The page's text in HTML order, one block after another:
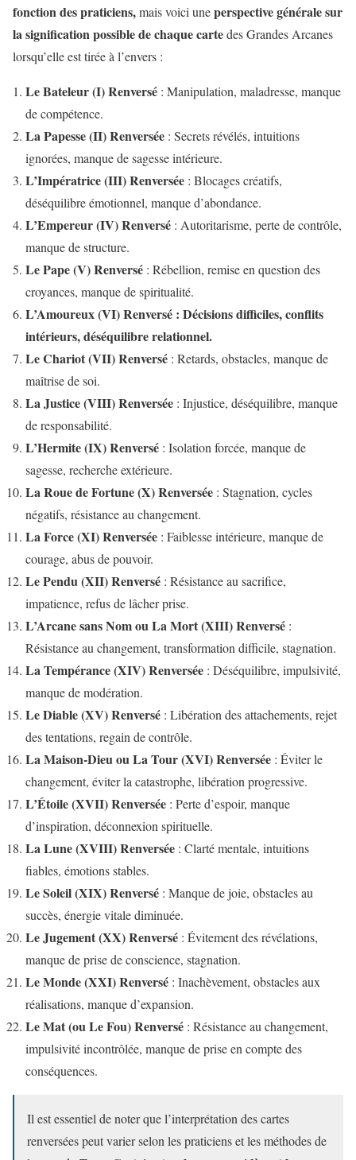
fonction des praticiens,mais voici uneperspective générale sur
la signification possible de chaque cartedes Grandes Arcanes
lorsqu’elle est tirée à l’envers :
Le Bateleur (I) Renversé : Manipulation, maladresse, manque
de compétence.
La Papesse (II) Renversée : Secrets révélés, intuitions
ignorées, manque de sagesse intérieure.
L’Impératrice (III) Renversée : Blocages créatifs,
déséquilibre émotionnel, manque d’abondance.
L’Empereur (IV) Renversé : Autoritarisme, perte de contrôle,
manque de structure.
Le Pape (V) Renversé : Rébellion, remise en question des
croyances, manque de spiritualité.
L’Amoureux (VI) Renversé : Décisions difficiles, conflits
intérieurs, déséquilibre relationnel.
Le Chariot (VII) Renversé : Retards, obstacles, manque de
maîtrise de soi.
La Justice (VIII) Renversée : Injustice, déséquilibre, manque
de responsabilité.
L’Hermite (IX) Renversé : Isolation forcée, manque de
sagesse, recherche extérieure.
La Roue de Fortune (X) Renversée : Stagnation, cycles
négatifs, résistance au changement.
La Force (XI) Renversée : Faiblesse intérieure, manque de
courage, abus de pouvoir.
Le Pendu (XII) Renversé : Résistance au sacrifice,
impatience, refus de lâcher prise.
L’Arcane sans Nom ou La Mort (XIII) Renversé :
Résistance au changement, transformation difficile, stagnation.
La Tempérance (XIV) Renversée : Déséquilibre, impulsivité,
manque de modération.
Le Diable (XV) Renversé : Libération des attachements, rejet
des tentations, regain de contrôle.
La Maison-Dieu ou La Tour (XVI) Renversée : Éviter le
changement, éviter la catastrophe, libération progressive.
L’Étoile (XVII) Renversée : Perte d’espoir, manque
d’inspiration, déconnexion spirituelle.
La Lune (XVIII) Renversée : Clarté mentale, intuitions
fiables, émotions stables.
Le Soleil (XIX) Renversé : Manque de joie, obstacles au
succès, énergie vitale diminuée.
Le Jugement (XX) Renversé : Évitement des révélations,
manque de prise de conscience, stagnation.
Le Monde (XXI) Renversé : Inachèvement, obstacles aux
réalisations, manque d’expansion.
Le Mat (ou Le Fou) Renversé : Résistance au changement,
impulsivité incontrôlée, manque de prise en compte des
conséquences.
Il est essentiel de noter que l’interprétation des cartes
renversées peut varier selon les praticiens et les méthodes de